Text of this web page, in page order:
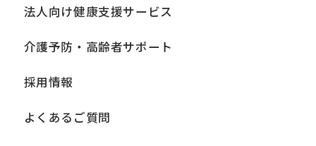
法人向け健康支援サービス
介護予防・高齢者サポート
採用情報
よくあるご質問